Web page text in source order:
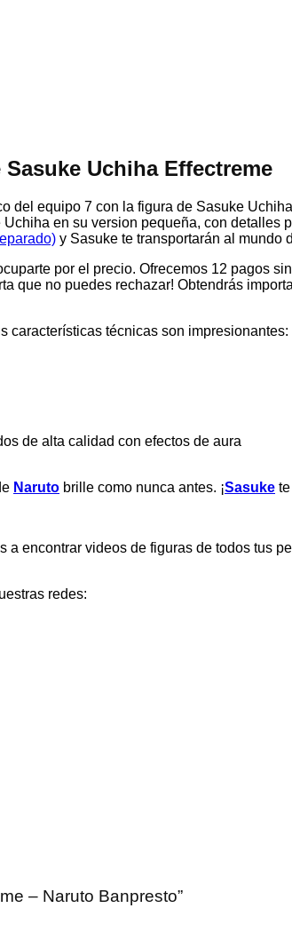
Uchiha Effectreme
del equipo 7 con la figura de Sasuke Uchiha
en su version pequeña, con detalles
y Sasuke te transportarán al mundo
por el precio. Ofrecemos 12 pagos
que no puedes rechazar! Obtendrás
características técnicas son impresionantes:
de alta calidad con efectos de aura
Naruto brille como nunca antes. ¡Sasuke
a encontrar videos de figuras de todos tus
redes:
– Naruto Banpresto”